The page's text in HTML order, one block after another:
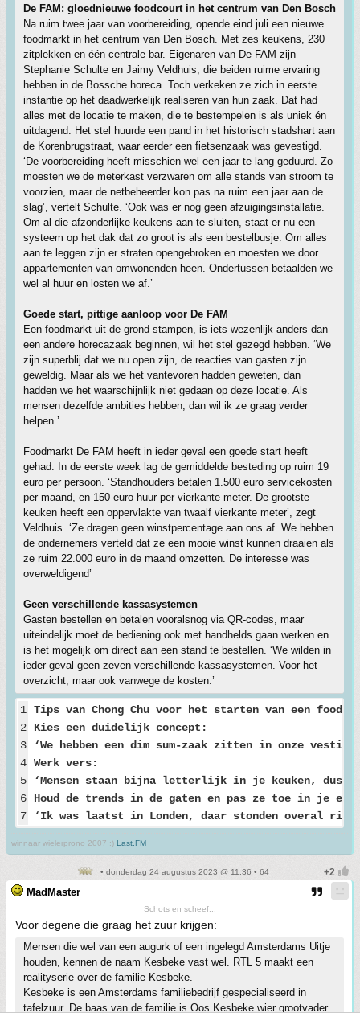
De FAM: gloednieuwe foodcourt in het centrum van Den Bosch
Na ruim twee jaar van voorbereiding, opende eind juli een nieuwe
foodmarkt in het centrum van Den Bosch. Met zes keukens, 230
zitplekken en één centrale bar. Eigenaren van De FAM zijn
Stephanie Schulte en Jaimy Veldhuis, die beiden ruime ervaring
hebben in de Bossche horeca. Toch verkeken ze zich in eerste
instantie op het daadwerkelijk realiseren van hun zaak. Dat had
alles met de locatie te maken, die te bestempelen is als uniek én
uitdagend. Het stel huurde een pand in het historisch stadshart aan
de Korenbrugstraat, waar eerder een fietsenzaak was gevestigd.
‘De voorbereiding heeft misschien wel een jaar te lang geduurd. Zo
moesten we de meterkast verzwaren om alle stands van stroom te
voorzien, maar de netbeheerder kon pas na ruim een jaar aan de
slag’, vertelt Schulte. ‘Ook was er nog geen afzuigingsinstallatie.
Om al die afzonderlijke keukens aan te sluiten, staat er nu een
systeem op het dak dat zo groot is als een bestelbusje. Om alles
aan te leggen zijn er straten opengebroken en moesten we door
appartementen van omwonenden heen. Ondertussen betaalden we
wel al huur en losten we af.’
Goede start, pittige aanloop voor De FAM
Een foodmarkt uit de grond stampen, is iets wezenlijk anders dan
een andere horecazaak beginnen, wil het stel gezegd hebben. ‘We
zijn superblij dat we nu open zijn, de reacties van gasten zijn
geweldig. Maar als we het vantevoren hadden geweten, dan
hadden we het waarschijnlijk niet gedaan op deze locatie. Als
mensen dezelfde ambities hebben, dan wil ik ze graag verder
helpen.’
Foodmarkt De FAM heeft in ieder geval een goede start heeft
gehad. In de eerste week lag de gemiddelde besteding op ruim 19
euro per persoon. ‘Standhouders betalen 1.500 euro servicekosten
per maand, en 150 euro huur per vierkante meter. De grootste
keuken heeft een oppervlakte van twaalf vierkante meter’, zegt
Veldhuis. ‘Ze dragen geen winstpercentage aan ons af. We hebben
de ondernemers verteld dat ze een mooie winst kunnen draaien als
ze ruim 22.000 euro in de maand omzetten. De interesse was
overweldigend’
Geen verschillende kassasystemen
Gasten bestellen en betalen vooralsnog via QR-codes, maar
uiteindelijk moet de bediening ook met handhelds gaan werken en
is het mogelijk om direct aan een stand te bestellen. ‘We wilden in
ieder geval geen zeven verschillende kassasystemen. Voor het
overzicht, maar ook vanwege de kosten.’
1
2
3
4
5
6
7
Tips van Chong Chu voor het starten van een
Kies een duidelijk concept:
‘We hebben een dim sum-zaak zitten in onze
Werk vers:
‘Mensen staan bijna letterlijk in je keuken, dus
Houd de trends in de gaten en pas ze toe in je
‘Ik was laatst in Londen, daar stonden overal
winnaar wielerprono 2007 :) Last.FM
• donderdag 24 augustus 2023 @ 11:36 • 64
MadMaster
Schots en scheef...
Voor degene die graag het zuur krijgen:
Mensen die wel van een augurk of een ingelegd Amsterdams Uitje
houden, kennen de naam Kesbeke vast wel. RTL 5 maakt een
realityserie over de familie Kesbeke.
Kesbeke is een Amsterdams familiebedrijf gespecialiseerd in
tafelzuur. De baas van de familie is Oos Kesbeke wier grootvader